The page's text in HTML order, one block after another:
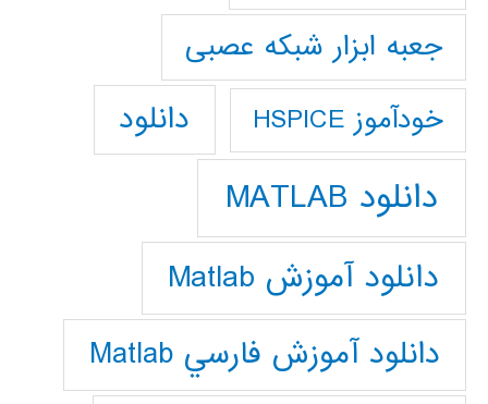
جعبه ابزار شبکه عصبی
خودآموز HSPICE دانلود
دانلود MATLAB
دانلود آموزش Matlab
دانلود آموزش فارسي Matlab